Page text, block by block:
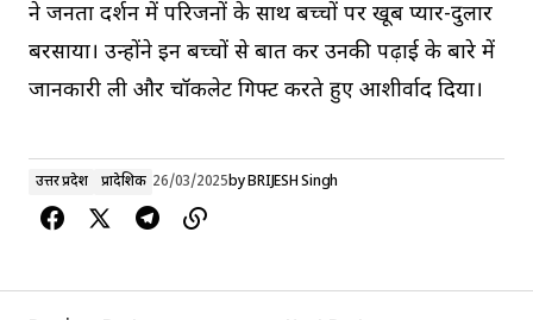
ने जनता दर्शन में परिजनों के साथ बच्चों पर खूब प्यार-दुलार
बरसाया। उन्होंने इन बच्चों से बात कर उनकी पढ़ाई के बारे में
जानकारी ली और चॉकलेट गिफ्ट करते हुए आशीर्वाद दिया।
उत्तर प्रदेश प्रादेशिक 26/03/2025byBRIJESH Singh